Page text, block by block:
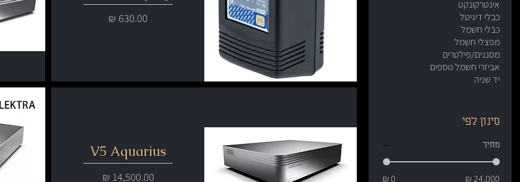
אינטרקונקט
כבלי דיגיטל
כבלי חשמל
מפצלי חשמל
מסננים/פילטרים
אביזרי חשמל נוספים
יד שניה
סינון לפי
מחיר
מחיר
V5 Aquarius
מחיר